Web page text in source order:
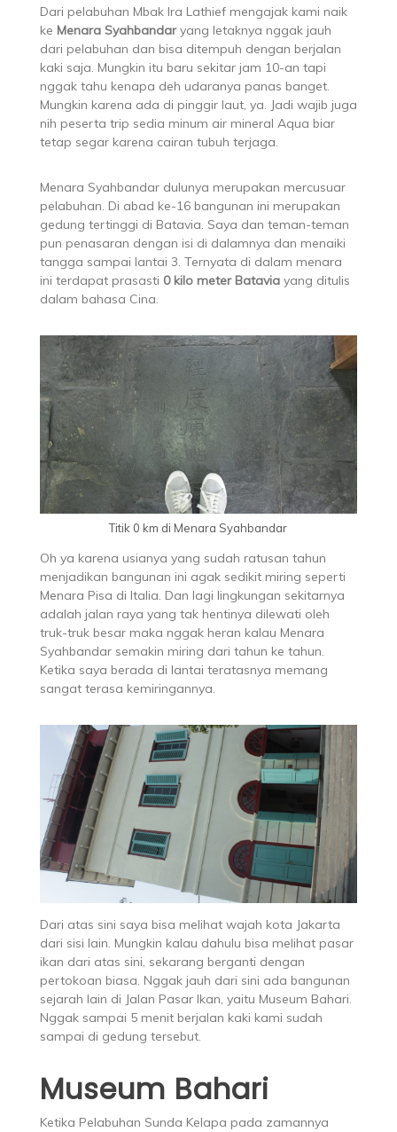
Dari pelabuhan Mbak Ira Lathief mengajak kami naik
ke Menara Syahbandaryang letaknya nggak jauh
dari pelabuhan dan bisa ditempuh dengan berjalan
kaki saja. Mungkin itu baru sekitar jam 10-an tapi
nggak tahu kenapa deh udaranya panas banget.
Mungkin karena ada di pinggir laut, ya. Jadi wajib juga
nih peserta trip sedia minum air mineral Aqua biar
tetap segar karena cairan tubuh terjaga.
Menara Syahbandar dulunya merupakan mercusuar
pelabuhan. Di abad ke-16 bangunan ini merupakan
gedung tertinggi di Batavia. Saya dan teman-teman
pun penasaran dengan isi di dalamnya dan menaiki
tangga sampai lantai 3. Ternyata di dalam menara
ini terdapat prasasti 0 kilo meter Bataviayang ditulis
dalam bahasa Cina.
Titik 0 km di Menara Syahbandar
Oh ya karena usianya yang sudah ratusan tahun
menjadikan bangunan ini agak sedikit miring seperti
Menara Pisa di Italia. Dan lagi lingkungan sekitarnya
adalah jalan raya yang tak hentinya dilewati oleh
truk-truk besar maka nggak heran kalau Menara
Syahbandar semakin miring dari tahun ke tahun.
Ketika saya berada di lantai teratasnya memang
sangat terasa kemiringannya.
Dari atas sini saya bisa melihat wajah kota Jakarta
dari sisi lain. Mungkin kalau dahulu bisa melihat pasar
ikan dari atas sini, sekarang berganti dengan
pertokoan biasa. Nggak jauh dari sini ada bangunan
sejarah lain di Jalan Pasar Ikan, yaitu Museum Bahari.
Nggak sampai 5 menit berjalan kaki kami sudah
sampai di gedung tersebut.
Museum Bahari
Ketika Pelabuhan Sunda Kelapa pada zamannya